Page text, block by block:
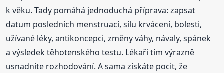
k věku. Tady pomáhá jednoduchá příprava: zapsat
datum posledních menstruací, sílu krvácení, bolesti,
užívané léky, antikoncepci, změny váhy, návaly, spánek
a výsledek těhotenského testu. Lékaři tím výrazně
usnadníte rozhodování. A sama získáte pocit, že